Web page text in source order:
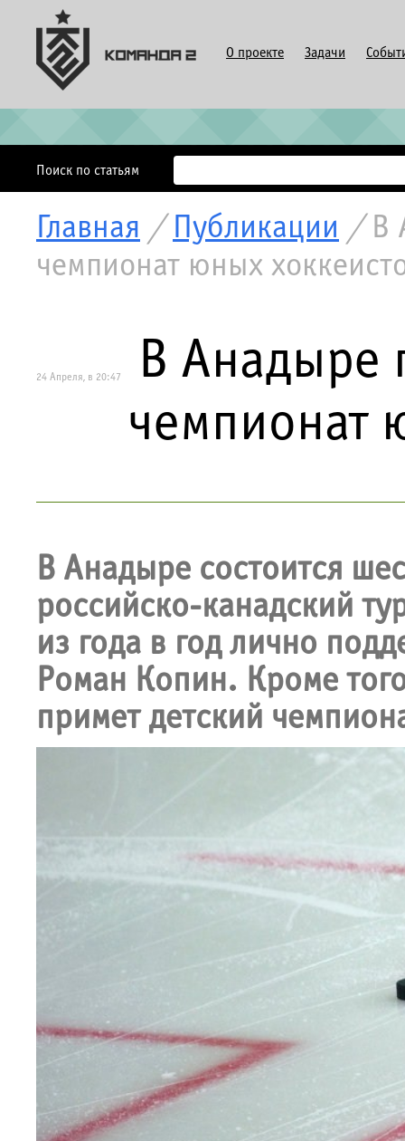
О проекте Задачи
Поиск по статьям
Главная / Публикации / В
чемпионат юных
24 Апреля, в 20:47
В Анадыре
чемпионат
В Анадыре состоится
российско-канадский
из года в год лично
Роман Копин. Кроме
примет детский